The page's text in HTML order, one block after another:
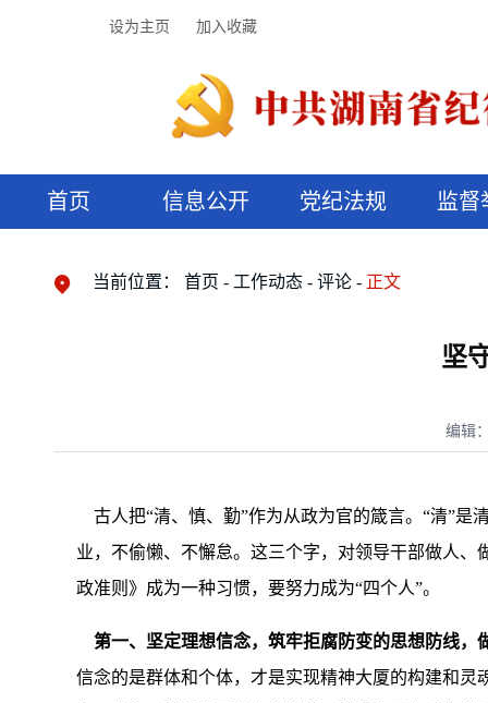
设为主页 加入收藏
首页 信息公开 党纪法规 监督
当前位置： 首页 工作动态 评论 正文
坚
编辑
古人把“清、慎、勤”作为从政为官的箴言。“清”是
业，不偷懒、不懈怠。这三个字，对领导干部做人
政准则》成为一种习惯，要努力成为“四个人”。
第一、坚定理想信念，筑牢拒腐防变的思想防线，
信念的是群体和个体，才是实现精神大厦的构建和